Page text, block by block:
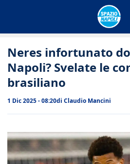
Neres infortunato
Napoli? Svelate le
brasiliano
1 Dic 2025 - 08:20di Claudio Mancini